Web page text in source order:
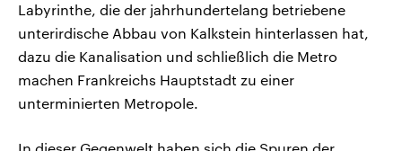
Labyrinthe, die der jahrhundertelang betriebene
unterirdische Abbau von Kalkstein hinterlassen hat,
dazu die Kanalisation und schließlich die Metro
machen Frankreichs Hauptstadt zu einer
unterminierten Metropole.